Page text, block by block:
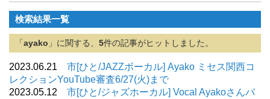
検索結果一覧
「 ayako 」に関する、 5件の記事がヒットしました。
2023.06.21 市[ひと/JAZZボーカル] Ayako ミセス関西コ
レクションYouTube審査6/27(火)まで
2023.05.12 市[ひと/ジャズホーカル] Vocal Ayakoさんバ